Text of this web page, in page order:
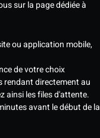
sur la page dédiée à
ou application mobile,
de votre choix
rendant directement au
ainsi les files d'attente.
avant le début de la